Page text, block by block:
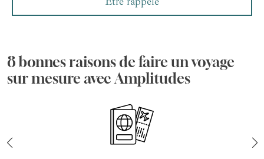
8 bonnes raisons de faire un voyage
sur mesure avec Amplitudes